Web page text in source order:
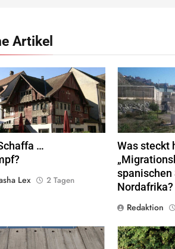
Artikel
Dornbirn, Quelle© Böhringer
CC BY-SA 2.5
Wikimedia
Commons
…
Lex
2 Tagen
Valla de la
Marokko.
Was steckt
spanischen
Nordafrika?
Redaktion
Foto flickr, Quelle© CC BY-SA
2.0
Jugendliche
zunehmend